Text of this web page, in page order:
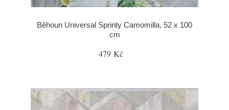
Běhoun Universal Sprinty Camomilla, 52 x 100
cm
479 Kč